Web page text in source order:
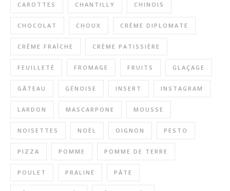
CAROTTES CHANTILLY CHINOIS
CHOCOLAT CHOUX CRÈME DIPLOMATE
CRÈME FRAÎCHE CRÈME PATISSIÈRE
FEUILLETÉ FROMAGE FRUITS GLAÇAGE
GÂTEAU GÉNOISE INSERT INSTAGRAM
LARDON MASCARPONE MOUSSE
NOISETTES NOËL OIGNON PESTO
PIZZA POMME POMME DE TERRE
POULET PRALINÉ PÂTE